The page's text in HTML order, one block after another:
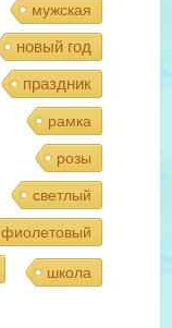
мужская
новый год
праздник
рамка
розы
светлый
фиолетовый
школа